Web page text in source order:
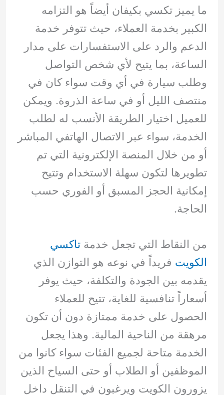
ما يميز تكسي بكيفان أيضاً هو التزامه
الكبير بخدمة العملاء، حيث تتوفر خدمة
الدعم والرد على الاستفسارات على مدار
الساعة، بما يتيح لأي شخص التواصل
وطلب سيارة في أي وقت سواء كان في
منتصف الليل أو في ساعة الذروة. ويمكن
للعميل اختيار الطريقة الأنسب له لطلب
الخدمة، سواء عبر الاتصال الهاتفي المباشر
أو من خلال المنصة الإلكترونية التي تم
تطويرها لتكون سهلة الاستخدام وتتيح
إمكانية الحجز المسبق أو الفوري حسب
الحاجة.
من النقاط التي تجعل خدمة تاكسي
الكويت فريداً في نوعه هو التوازن الذي
يقدمه بين الجودة والتكلفة، حيث يوفر
أسعاراً تنافسية للغاية، تتيح للعملاء
الحصول على خدمة ممتازة دون أن تكون
مرهقة من الناحية المالية. وهذا يجعل
الخدمة متاحة لجميع الفئات سواء كانوا من
الموظفين أو الطلاب أو حتى السياح الذين
يزورون الكويت ويرغبون في التنقل داخل